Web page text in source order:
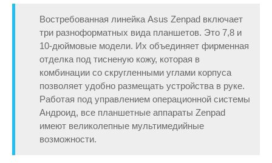
Востребованная линейка Asus Zenpad включает
три разноформатных вида планшетов. Это 7,8 и
10-дюймовые модели. Их объединяет фирменная
отделка под тисненую кожу, которая в
комбинации со скругленными углами корпуса
позволяет удобно размещать устройства в руке.
Работая под управлением операционной системы
Андроид, все планшетные аппараты Zenpad
имеют великолепные мультимедийные
возможности.